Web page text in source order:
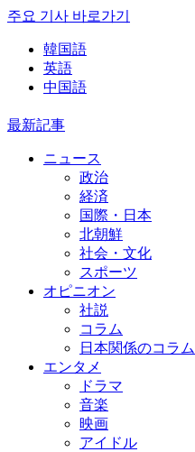
주요 기사 바로가기
韓国語
英語
中国語
最新記事
ニュース
政治
経済
国際・日本
北朝鮮
社会・文化
スポーツ
オピニオン
社説
コラム
日本関係のコラム
エンタメ
ドラマ
音楽
映画
アイドル